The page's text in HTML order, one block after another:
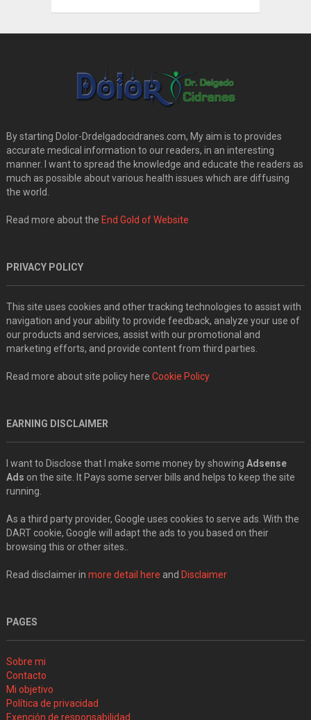
By starting Dolor-Drdelgadocidranes.com, My aim is to provides
accurate medical information to our readers, in an interesting
manner. I want to spread the knowledge and educate the readers as
much as possible about various health issues which are diffusing
the world.
Read more about the End Gold of Website
PRIVACY POLICY
This site uses cookies and other tracking technologies to assist with
navigation and your ability to provide feedback, analyze your use of
our products and services, assist with our promotional and
marketing efforts, and provide content from third parties.
Read more about site policy here Cookie Policy
EARNING DISCLAIMER
I want to Disclose that I make some money by showing Adsense
Ads on the site. It Pays some server bills and helps to keep the site
running.
As a third party provider, Google uses cookies to serve ads. With the
DART cookie, Google will adapt the ads to you based on their
browsing this or other sites..
Read disclaimer in more detail here and Disclaimer
PAGES
Sobre mi
Contacto
Mi objetivo
Política de privacidad
Exención de responsabilidad